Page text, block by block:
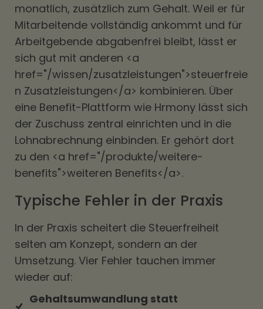
monatlich, zusätzlich zum Gehalt. Weil er für
Mitarbeitende vollständig ankommt und für
Arbeitgebende abgabenfrei bleibt, lässt er
sich gut mit anderen <a
href="/wissen/zusatzleistungen">steuerfreie
n Zusatzleistungen</a> kombinieren. Über
eine Benefit-Plattform wie Hrmony lässt sich
der Zuschuss zentral einrichten und in die
Lohnabrechnung einbinden. Er gehört dort
zu den <a href="/produkte/weitere-
benefits">weiteren Benefits</a>.
Typische Fehler in der Praxis
In der Praxis scheitert die Steuerfreiheit
selten am Konzept, sondern an der
Umsetzung. Vier Fehler tauchen immer
wieder auf:
Gehaltsumwandlung statt